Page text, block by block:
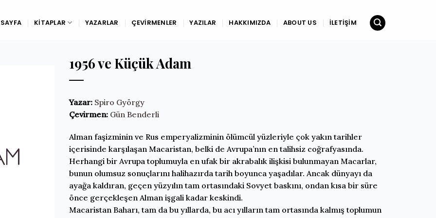
KITAPLAR YAZARLAR ÇEVIRMENLER YAZILAR HAKKIMIZDA ABOUT US İLETIŞIM
1956 ve Küçük Adam
Yazar: Spiro György
Çevirmen: Gün Benderli
Alman faşizminin ve Rus emperyalizminin ölümcül yüzleriyle çok yakın tarihler
içerisinde karşılaşan Macaristan, belki de Avrupa’nın en talihsiz coğrafyasında.
Herhangi bir Avrupa toplumuyla en ufak bir akrabalık ilişkisi bulunmayan Macarlar,
bunun olumsuz sonuçlarını halihazırda tarih boyunca yaşadılar. Ancak dünyayı da
ayağa kaldıran, geçen yüzyılın tam ortasındaki Sovyet baskını, ondan kısa bir süre
önce gerçekleşen Alman işgali kadar keskindi.
Macaristan Baharı, tam da bu yıllarda, bu acı yılların tam ortasında kalmış toplumun